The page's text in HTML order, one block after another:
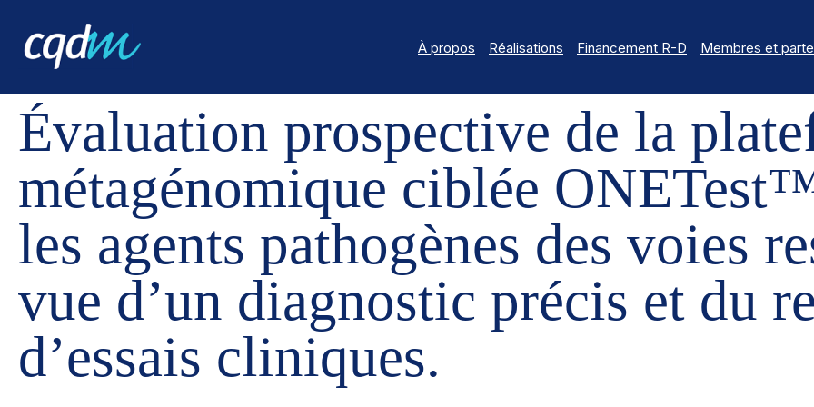
À propos Réalisations Financement R-D Membres et
CQDM NOUVELLES ET ÉVÉNEMENTS ÉVALUATION PROSPECTIVE DE LA PLATEFORME MÉTAGÉNOMIQUE CIBLÉE
Évaluation prospective de la
métagénomique ciblée
les agents pathogènes des voies
vue d’un diagnostic précis et du
d’essais cliniques.